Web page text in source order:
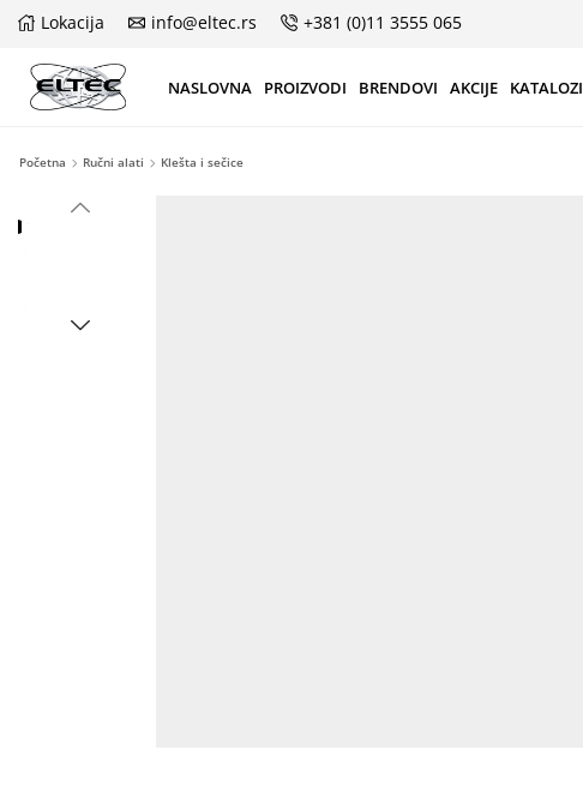
Lokacija info@eltec.rs +381 (0)11 3555 065
NASLOVNA PROIZVODI BRENDOVI AKCIJE KATALOZI
Početna Ručni alati Klešta i sečice